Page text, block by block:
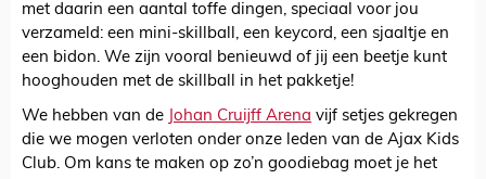
met daarin een aantal toffe dingen, speciaal voor jou
verzameld: een mini-skillball, een keycord, een sjaaltje en
een bidon. We zijn vooral benieuwd of jij een beetje kunt
hooghouden met de skillball in het pakketje!
We hebben van de Johan Cruijff Arena vijf setjes gekregen
die we mogen verloten onder onze leden van de Ajax Kids
Club. Om kans te maken op zo’n goodiebag moet je het